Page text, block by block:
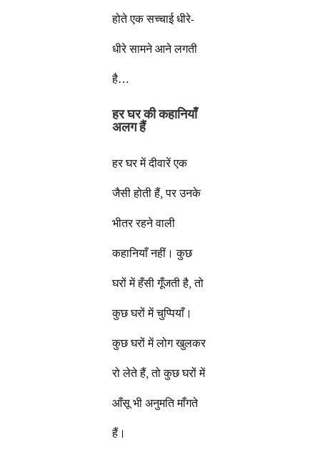
होते एक सच्चाई धीरे-
धीरे सामने आने लगती
है…
हर घर की कहानियाँ
अलग हैं
हर घर में दीवारें एक
जैसी होती हैं, पर उनके
भीतर रहने वाली
कहानियाँ नहीं। कुछ
घरों में हँसी गूँजती है, तो
कुछ घरों में चुप्पियाँ।
कुछ घरों में लोग खुलकर
रो लेते हैं, तो कुछ घरों में
आँसू भी अनुमति माँगते
हैं।